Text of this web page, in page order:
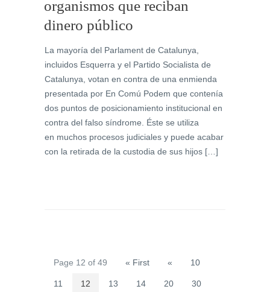
organismos que reciban
dinero público
La mayoría del Parlament de Catalunya,
incluidos Esquerra y el Partido Socialista de
Catalunya, votan en contra de una enmienda
presentada por En Comú Podem que contenía
dos puntos de posicionamiento institucional en
contra del falso síndrome. Éste se utiliza
en muchos procesos judiciales y puede acabar
con la retirada de la custodia de sus hijos […]
Page 12 of 49 « First « 10
11 12 13 14 20 30